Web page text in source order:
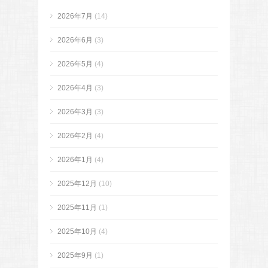
2026年7月 (14)
2026年6月 (3)
2026年5月 (4)
2026年4月 (3)
2026年3月 (3)
2026年2月 (4)
2026年1月 (4)
2025年12月 (10)
2025年11月 (1)
2025年10月 (4)
2025年9月 (1)